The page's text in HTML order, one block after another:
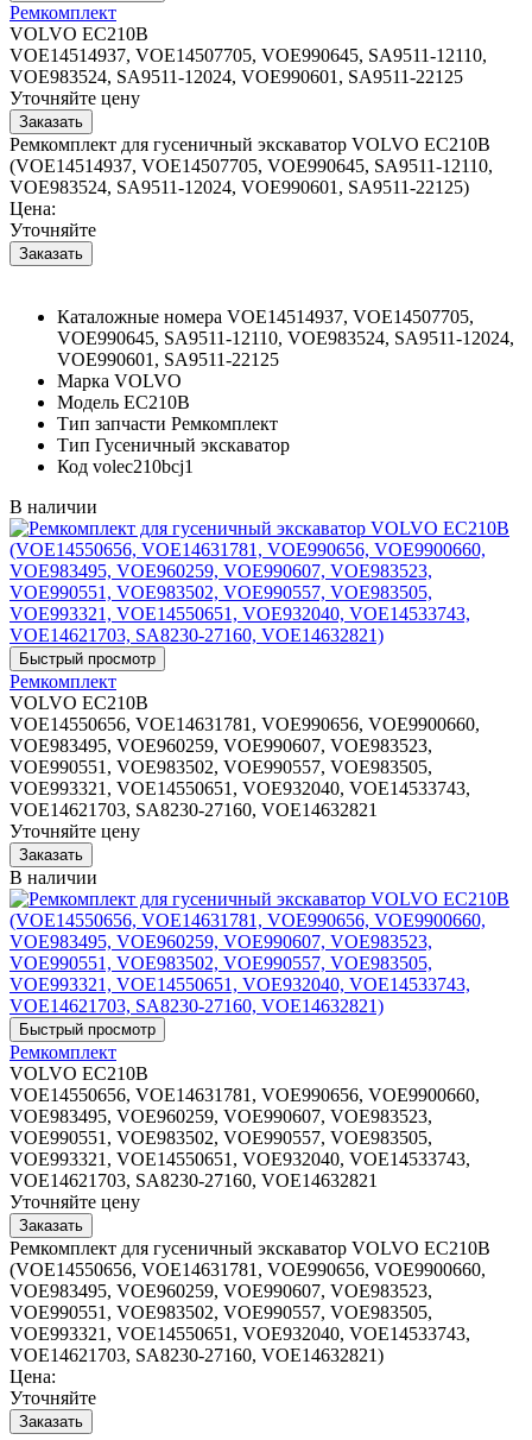
Ремкомплект
VOLVO EC210B
VOE14514937, VOE14507705, VOE990645, SA9511-12110,
VOE983524, SA9511-12024, VOE990601, SA9511-22125
Уточняйте цену
Ремкомплект для гусеничный экскаватор VOLVO EC210B
(VOE14514937, VOE14507705, VOE990645, SA9511-12110,
VOE983524, SA9511-12024, VOE990601, SA9511-22125)
Цена:
Уточняйте
Каталожные номера VOE14514937, VOE14507705,
VOE990645, SA9511-12110, VOE983524, SA9511-12024,
VOE990601, SA9511-22125
Марка VOLVO
Модель EC210B
Тип запчасти Ремкомплект
Тип Гусеничный экскаватор
Код volec210bcj1
В наличии
Ремкомплект
VOLVO EC210B
VOE14550656, VOE14631781, VOE990656, VOE9900660,
VOE983495, VOE960259, VOE990607, VOE983523,
VOE990551, VOE983502, VOE990557, VOE983505,
VOE993321, VOE14550651, VOE932040, VOE14533743,
VOE14621703, SA8230-27160, VOE14632821
Уточняйте цену
В наличии
Ремкомплект
VOLVO EC210B
VOE14550656, VOE14631781, VOE990656, VOE9900660,
VOE983495, VOE960259, VOE990607, VOE983523,
VOE990551, VOE983502, VOE990557, VOE983505,
VOE993321, VOE14550651, VOE932040, VOE14533743,
VOE14621703, SA8230-27160, VOE14632821
Уточняйте цену
Ремкомплект для гусеничный экскаватор VOLVO EC210B
(VOE14550656, VOE14631781, VOE990656, VOE9900660,
VOE983495, VOE960259, VOE990607, VOE983523,
VOE990551, VOE983502, VOE990557, VOE983505,
VOE993321, VOE14550651, VOE932040, VOE14533743,
VOE14621703, SA8230-27160, VOE14632821)
Цена:
Уточняйте